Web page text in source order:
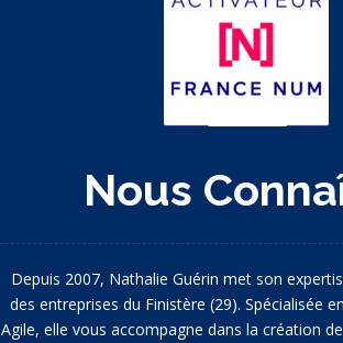
Nous
Depuis 2007, Nathalie Guérin met son
des entreprises du Finistère (29). Spécialisée
Agile, elle vous accompagne dans la création